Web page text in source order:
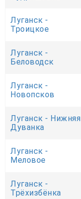
Луганск -
Троицкое
Луганск -
Беловодск
Луганск -
Новопсков
Луганск - Нижняя
Дуванка
Луганск -
Меловое
Луганск -
Трёхизбёнка